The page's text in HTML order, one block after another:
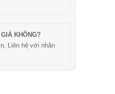
KHÔNG?
Liên hệ với nhân